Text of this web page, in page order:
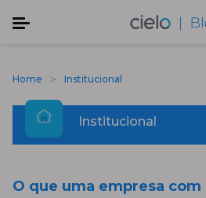
Home Institucional
Institucional
O que uma empresa com